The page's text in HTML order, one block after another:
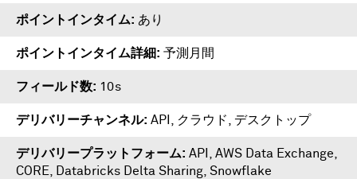
ポイントインタイム あり
ポイントインタイム詳細 予測月間
フィールド数 10s
デリバリーチャンネル API, クラウド, デスクトップ
デリバリープラットフォーム API AWS Data Exchange
CORE
Databricks Delta Sharing Snowflake